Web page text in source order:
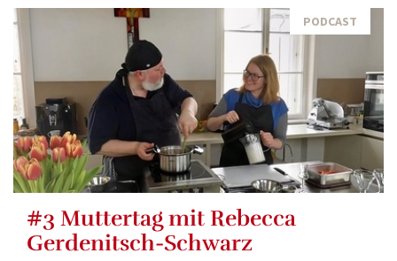
PODCAST
#3 Muttertag mit Rebecca
Gerdenitsch-Schwarz